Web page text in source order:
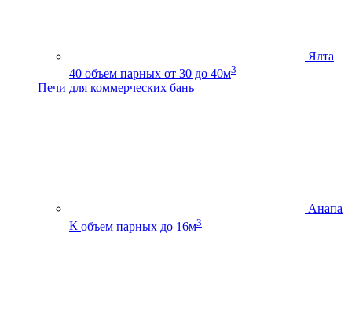
Ялта
40 объем парных от 30 до 40м3
Печи для коммерческих бань
Анапа
К объем парных до 16м3